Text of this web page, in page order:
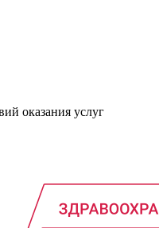
оказания услуг